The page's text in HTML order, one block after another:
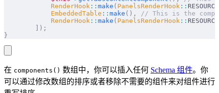
            RenderHook
:: make ( PanelsRenderHook ::
            EmbeddedTable
:: make (),
// This is the
            RenderHook
:: make ( PanelsRenderHook ::
        ]);
}
在 components() 数组中，你可以插入任何 Schema 组件。你
可以通过修改数组的排序或者移除不需要的组件来对组件进行